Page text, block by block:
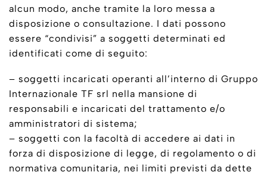
alcun modo, anche tramite la loro messa a
disposizione o consultazione. I dati possono
essere “condivisi” a soggetti determinati ed
identificati come di seguito:
– soggetti incaricati operanti all’interno di Gruppo
Internazionale TF srl nella mansione di
responsabili e incaricati del trattamento e/o
amministratori di sistema;
– soggetti con la facoltà di accedere ai dati in
forza di disposizione di legge, di regolamento o di
normativa comunitaria, nei limiti previsti da dette